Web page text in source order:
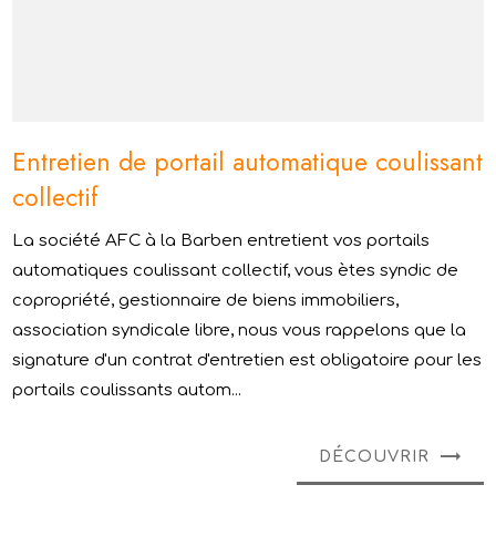
Entretien de portail automatique coulissant
collectif
La société AFC à la Barben entretient vos portails
automatiques coulissant collectif, vous ètes syndic de
copropriété, gestionnaire de biens immobiliers,
association syndicale libre, nous vous rappelons que la
signature d'un contrat d'entretien est obligatoire pour les
portails coulissants autom...
DÉCOUVRIR